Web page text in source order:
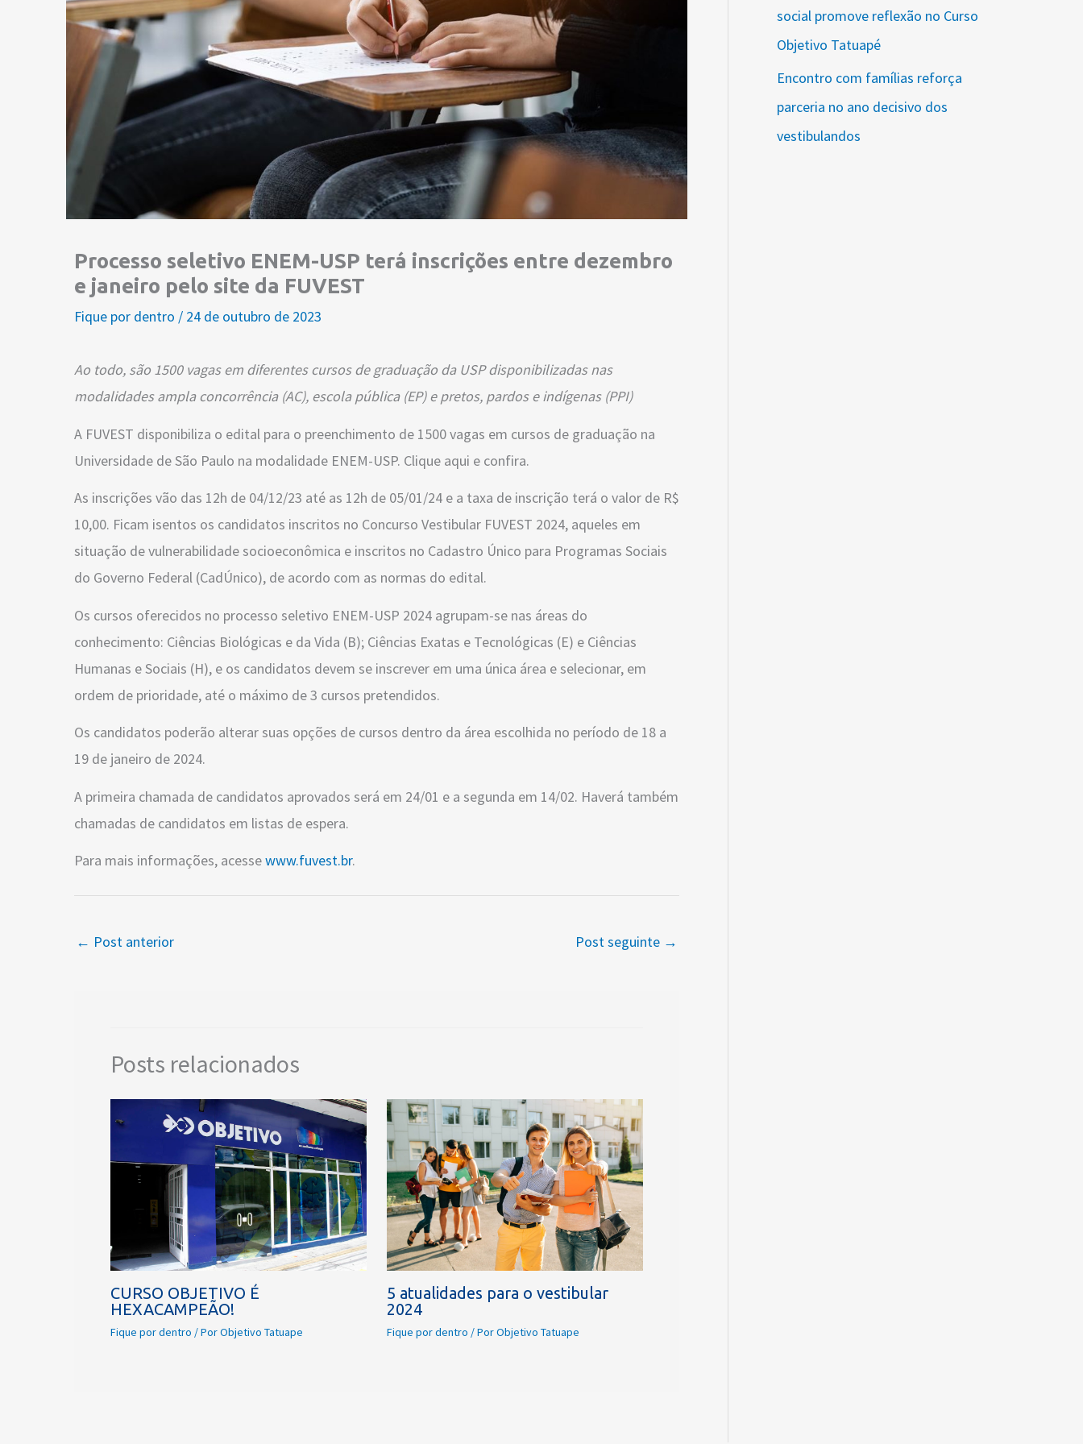
Processo seletivo ENEM-USP terá inscrições entre dezembro
e janeiro pelo site da FUVEST
Fique por dentro / 24 de outubro de 2023
Ao todo, são 1500 vagas em diferentes cursos de graduação da USP disponibilizadas nas
modalidades ampla concorrência (AC), escola pública (EP) e pretos, pardos e indígenas (PPI)
A FUVEST disponibiliza o edital para o preenchimento de 1500 vagas em cursos de graduação na
Universidade de São Paulo na modalidade ENEM-USP. Clique aqui e confira.
As inscrições vão das 12h de 04/12/23 até as 12h de 05/01/24 e a taxa de inscrição terá o valor de R$
10,00. Ficam isentos os candidatos inscritos no Concurso Vestibular FUVEST 2024, aqueles em
situação de vulnerabilidade socioeconômica e inscritos no Cadastro Único para Programas Sociais
do Governo Federal (CadÚnico), de acordo com as normas do edital.
Os cursos oferecidos no processo seletivo ENEM-USP 2024 agrupam-se nas áreas do
conhecimento: Ciências Biológicas e da Vida (B); Ciências Exatas e Tecnológicas (E) e Ciências
Humanas e Sociais (H), e os candidatos devem se inscrever em uma única área e selecionar, em
ordem de prioridade, até o máximo de 3 cursos pretendidos.
Os candidatos poderão alterar suas opções de cursos dentro da área escolhida no período de 18 a
19 de janeiro de 2024.
A primeira chamada de candidatos aprovados será em 24/01 e a segunda em 14/02. Haverá também
chamadas de candidatos em listas de espera.
Para mais informações, acessewww.fuvest.br.
← Post anterior Post seguinte →
Posts relacionados
CURSO OBJETIVO É
HEXACAMPEÃO!
Fique por dentro / PorObjetivo Tatuape
5 atualidades para o vestibular
2024
Fique por dentro / PorObjetivo Tatuape
social promove reflexão no Curso
Objetivo Tatuapé
Encontro com famílias reforça
parceria no ano decisivo dos
vestibulandos